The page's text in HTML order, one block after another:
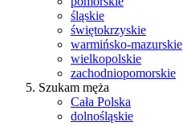
śląskie
świętokrzyskie
warmińsko-mazurskie
wielkopolskie
zachodniopomorskie
Szukam męża
Cała Polska
dolnośląskie